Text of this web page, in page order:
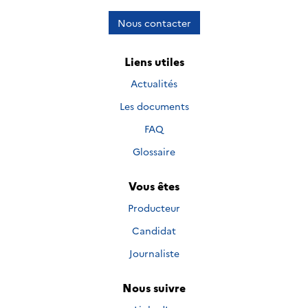
Nous contacter
Liens utiles
Actualités
Les documents
FAQ
Glossaire
Vous êtes
Producteur
Candidat
Journaliste
Nous suivre